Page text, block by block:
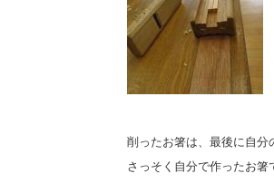
削ったお箸は、最後に自分
さっそく自分で作ったお箸